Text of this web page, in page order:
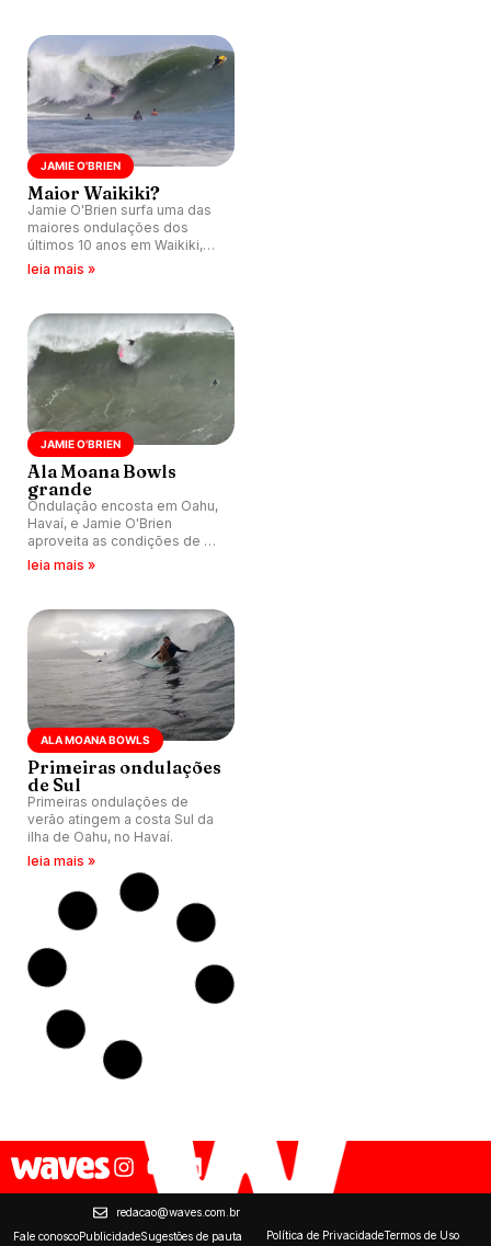
JAMIE O'BRIEN
Maior Waikiki?
Jamie O'Brien surfa uma das
maiores ondulações dos
últimos 10 anos em Waikiki,
Havaí (EUA).
leia mais »
JAMIE O'BRIEN
Ala Moana Bowls
grande
Ondulação encosta em Oahu,
Havaí, e Jamie O'Brien
aproveita as condições de Ala
Moana Bowls.
leia mais »
ALA MOANA BOWLS
Primeiras ondulações
de Sul
Primeiras ondulações de
verão atingem a costa Sul da
ilha de Oahu, no Havaí.
leia mais »
redacao@waves.com.br
Fale conoscoPublicidadeSugestões de pauta Política de PrivacidadeTermos de Uso